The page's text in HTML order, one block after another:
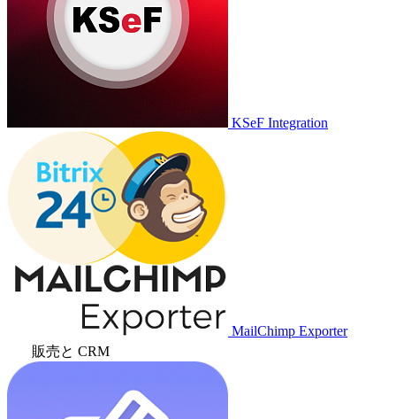
KSeF Integration
MailChimp Exporter
販売と CRM